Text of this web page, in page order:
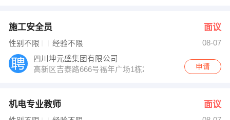
施工安全员 面议
性别不限 经验不限
08-07
四川坤元盛集团有限公司
高新区吉泰路666号福年广场1栋2406
申请
机电专业教师 面议